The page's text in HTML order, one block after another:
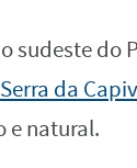
sudeste do
da
e natural.